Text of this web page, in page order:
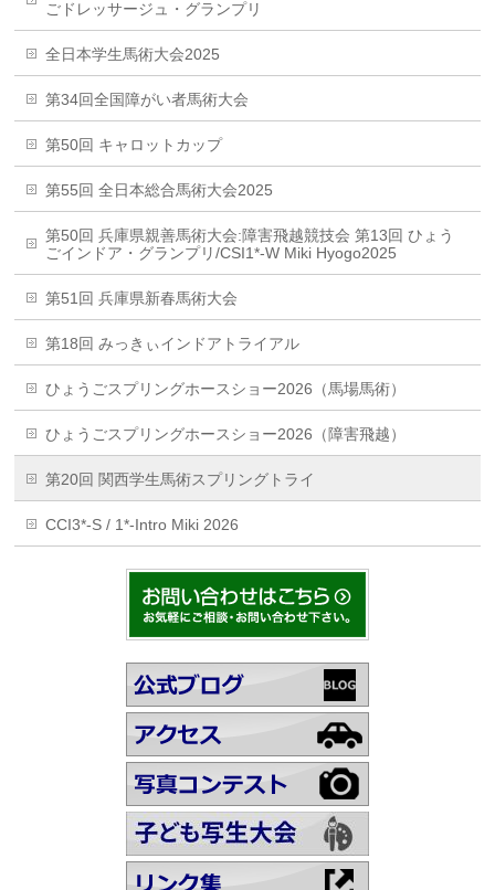
ごドレッサージュ・グランプリ
全日本学生馬術大会2025
第34回全国障がい者馬術大会
第50回 キャロットカップ
第55回 全日本総合馬術大会2025
第50回 兵庫県親善馬術大会:障害飛越競技会 第13回 ひょう
ごインドア・グランプリ/CSI1*-W Miki Hyogo2025
第51回 兵庫県新春馬術大会
第18回 みっきぃインドアトライアル
ひょうごスプリングホースショー2026（馬場馬術）
ひょうごスプリングホースショー2026（障害飛越）
第20回 関西学生馬術スプリングトライ
CCI3*-S / 1*-Intro Miki 2026